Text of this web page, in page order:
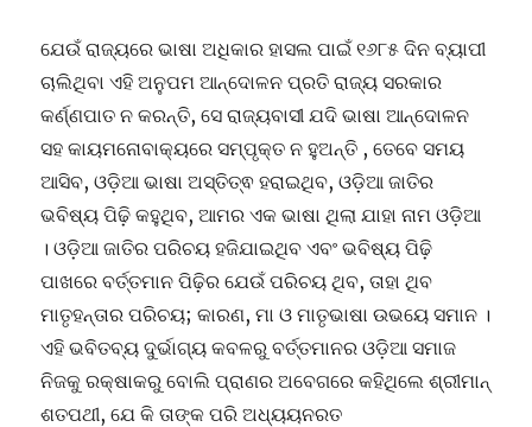
ବେନହୁର
ଯେଉଁ ରାଜ୍ୟରେ ଭାଷା ଅଧିକାର ହାସଲ ପାଇଁ ୧୬୮୫ ଦିନ ବ୍ୟାପୀ
ଚାଲିଥିବା ଏହି ଅନୁପମ ଆନ୍ଦୋଳନ ପ୍ରତି ରାଜ୍ୟ ସରକାର
କର୍ଣ୍ଣପାତ ନ କରନ୍ତି, ସେ ରାଜ୍ୟବାସୀ ଯଦି ଭାଷା ଆନ୍ଦୋଳନ
ସହ କାୟମନୋବାକ୍ୟରେ ସମ୍ପୃକ୍ତ ନ ହୁଅନ୍ତି , ତେବେ ସମୟ
ଆସିବ, ଓଡ଼ିଆ ଭାଷା ଅସ୍ତିତ୍ଵ ହରାଇଥିବ, ଓଡ଼ିଆ ଜାତିର
ଭବିଷ୍ୟ ପିଢ଼ି କହୁଥିବ, ଆମର ଏକ ଭାଷା ଥିଲା ଯାହା ନାମ ଓଡ଼ିଆ
। ଓଡ଼ିଆ ଜାତିର ପରିଚୟ ହଜିଯାଇଥିବ ଏବଂ ଭବିଷ୍ୟ ପିଢ଼ି
ପାଖରେ ବର୍ତ୍ତମାନ ପିଢ଼ିର ଯେଉଁ ପରିଚୟ ଥିବ, ତାହା ଥିବ
ମାତୃହନ୍ତାର ପରିଚୟ; କାରଣ, ମା ଓ ମାତୃଭାଷା ଉଭୟେ ସମାନ ।
ଏହି ଭବିତବ୍ୟ ଦୁର୍ଭାଗ୍ୟ କବଳରୁ ବର୍ତ୍ତମାନର ଓଡ଼ିଆ ସମାଜ
ନିଜକୁ ରକ୍ଷାକରୁ ବୋଲି ପ୍ରାଣର ଅବେଗରେ କହିଥିଲେ ଶ୍ରୀମାନ୍
ଶତପଥୀ, ଯେ କି ତାଙ୍କ ପରି ଅଧ୍ୟୟନରତ